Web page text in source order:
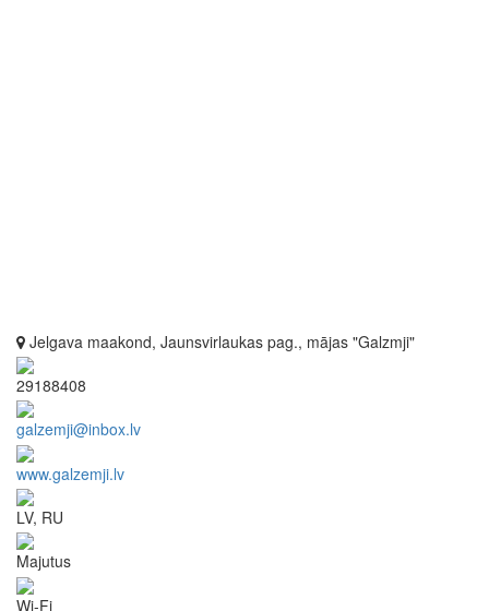
Jelgava maakond, Jaunsvirlaukas pag., mājas "Galzmji"
29188408
galzemji@inbox.lv
www.galzemji.lv
LV, RU
Majutus
Wi-Fi